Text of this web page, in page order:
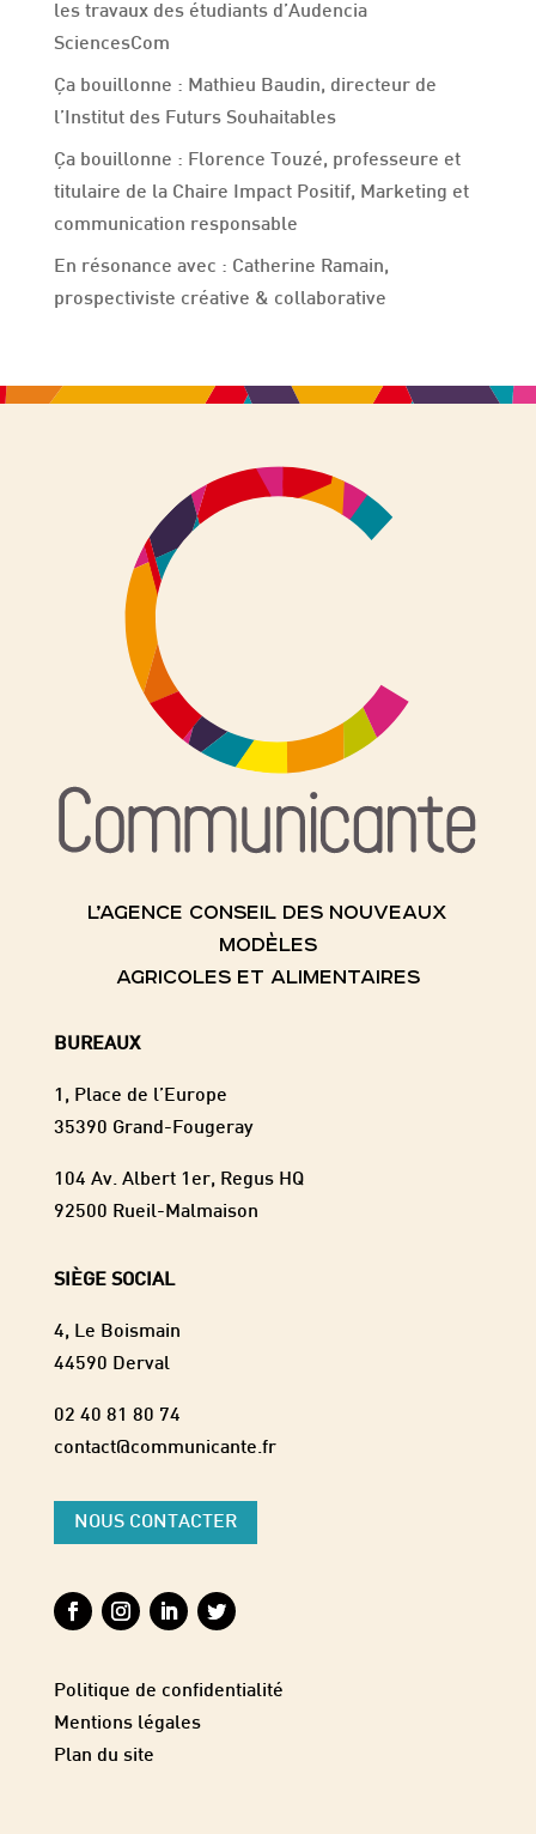
les travaux des étudiants d’Audencia
SciencesCom
Ça bouillonne : Mathieu Baudin, directeur de
l’Institut des Futurs Souhaitables
Ça bouillonne : Florence Touzé, professeure et
titulaire de la Chaire Impact Positif, Marketing et
communication responsable
En résonance avec : Catherine Ramain,
prospectiviste créative & collaborative
L’AGENCE CONSEIL DES NOUVEAUX
MODÈLES
AGRICOLES ET ALIMENTAIRES
BUREAUX
1, Place de l’Europe
35390 Grand-Fougeray
104 Av. Albert 1er, Regus HQ
92500 Rueil-Malmaison
SIÈGE SOCIAL
4, Le Boismain
44590 Derval
02 40 81 80 74
contact@communicante.fr
NOUS CONTACTER
Politique de confidentialité
Mentions légales
Plan du site